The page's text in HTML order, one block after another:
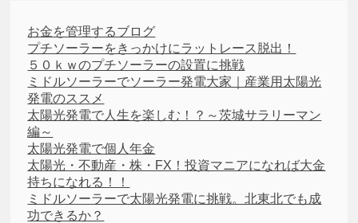
お金を管理するブログ
プチソーラーをきっかけにラットレース脱出！
５０ｋｗのプチソーラーの設置に挑戦
ミドルソーラーでソーラー発電大家｜産業用太陽光
発電のススメ
太陽光発電で人生を楽しむ！？～茨城サラリーマン
編～
太陽光発電で個人年金
太陽光・不動産・株・FX！投資マニアになれば大金
持ちになれる！！
ミドルソーラーで太陽光発電に挑戦。北東北でも成
功できるか？